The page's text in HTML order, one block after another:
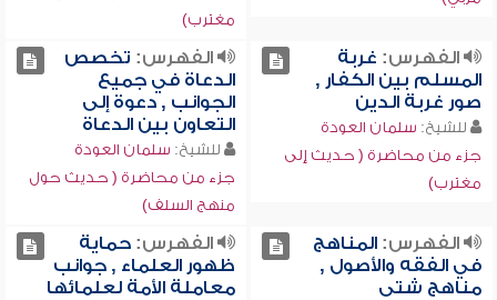
مغترب)
الفهرس: غربة
المسلم بين الكفار ,
صور غربة الدين
للشيخ: سلمان العودة
جزء من محاضرة ( حديث إلى
مغترب)
الفهرس: تخصص
الدعاة في جميع
الجوانب , دعوة إلى
التعاون بين الدعاة
للشيخ: سلمان العودة
جزء من محاضرة ( حديث حول
منهج السلف)
الفهرس:المناهج
في الفقه والأصول ,
مناهج شتى
الفهرس:حماية
ظهور العلماء , جوانب
معاملة الأمة لعلمائها